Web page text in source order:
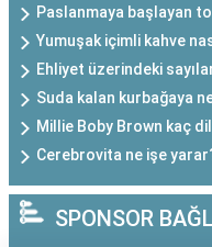
Paslanmaya başlayan
Yumuşak içimli kahve
Ehliyet üzerindeki
Suda kalan kurbağaya
Millie Boby Brown kaç
Cerebrovita ne işe
SPONSOR